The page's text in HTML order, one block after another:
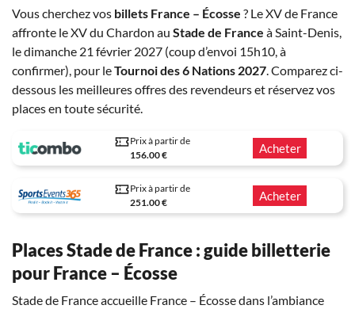
Vous cherchez vos billets France – Écosse ? Le XV de France
affronte le XV du Chardon au Stade de France à Saint-Denis,
le dimanche 21 février 2027 (coup d’envoi 15h10, à
confirmer), pour leTournoi des 6 Nations 2027. Comparez ci-
dessous les meilleures offres des revendeurs et réservez vos
places en toute sécurité.
Prix à partir de
156.00 €
Acheter
Prix à partir de
251.00 €
Acheter
Places Stade de France : guide billetterie
pour France – Écosse
Stade de France accueille France – Écosse dans l’ambiance